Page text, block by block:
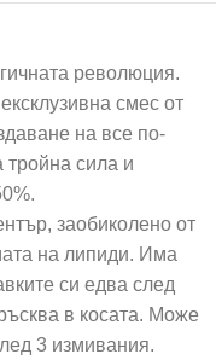
революция.
смес от
на все по-
тройна сила и
заобиколено от
на липиди. Има
си едва след
в косата. Може
3 измивания.